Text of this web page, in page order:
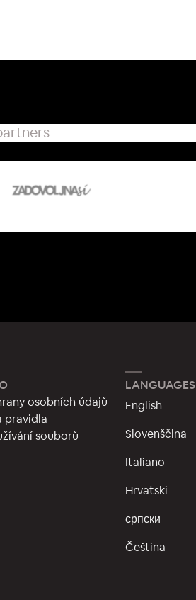
osobních údajů
pravidla
souborů
LANGUAGES
English
Slovenščina
Italiano
Hrvatski
српски
Čeština